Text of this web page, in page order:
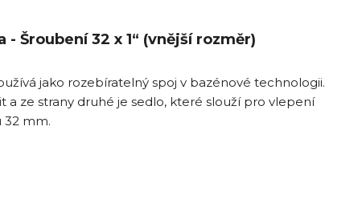
- Šroubení 32 x 1“ (vnější rozměr)
jako rozebíratelný spoj v bazénové technologii.
a ze strany druhé je sedlo, které slouží pro vlepení
mm.